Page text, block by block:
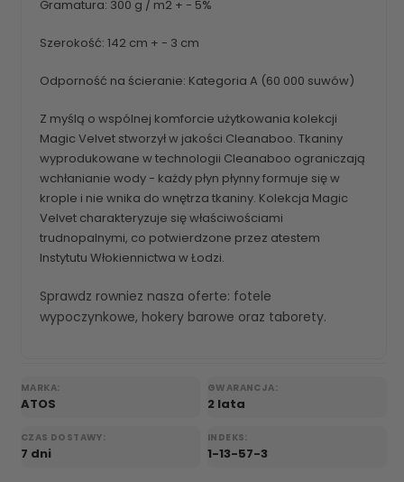
Gramatura: 300 g / m2 + - 5%
Szerokość: 142 cm + - 3 cm
Odporność na ścieranie: Kategoria A (60 000 suwów)
Z myślą o wspólnej komforcie użytkowania kolekcji
Magic Velvet stworzył w jakości Cleanaboo. Tkaniny
wyprodukowane w technologii Cleanaboo ograniczają
wchłanianie wody - każdy płyn płynny formuje się w
krople i nie wnika do wnętrza tkaniny. Kolekcja Magic
Velvet charakteryzuje się właściwościami
trudnopalnymi, co potwierdzone przez atestem
Instytutu Włokiennictwa w Łodzi.
Sprawdz rowniez nasza oferte: fotele
wypoczynkowe, hokery barowe oraz taborety.
MARKA:
ATOS
GWARANCJA:
2 lata
CZAS DOSTAWY:
7 dni
INDEKS:
1-13-57-3